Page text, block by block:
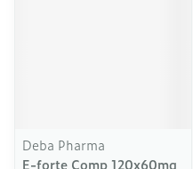
Deba Pharma
E-forte Comp 120x60mg